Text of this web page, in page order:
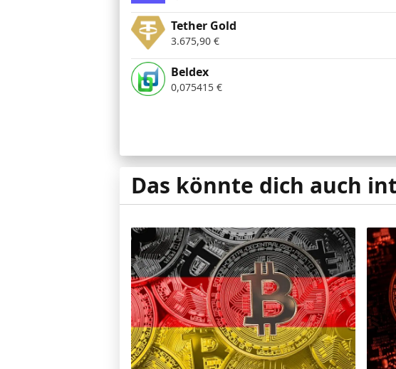
Tether Gold
3.675,90 €
Beldex
0,075415 €
Das könnte dich auch